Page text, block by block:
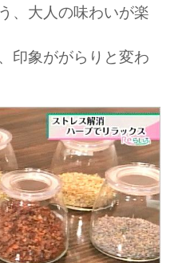
、大人の味わいが楽
印象ががらりと変わ